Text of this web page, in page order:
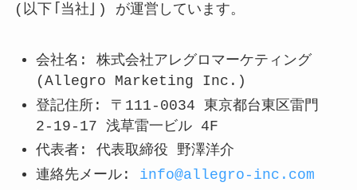
(以下「当社」) が運営しています。
会社名: 株式会社アレグロマーケティング
(Allegro Marketing Inc.)
登記住所: 〒111-0034 東京都台東区雷門
2-19-17 浅草雷一ビル 4F
代表者: 代表取締役 野澤洋介
連絡先メール: info@allegro-inc.com